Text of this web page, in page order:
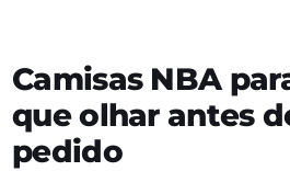
Camisas NBA
que olhar antes
pedido